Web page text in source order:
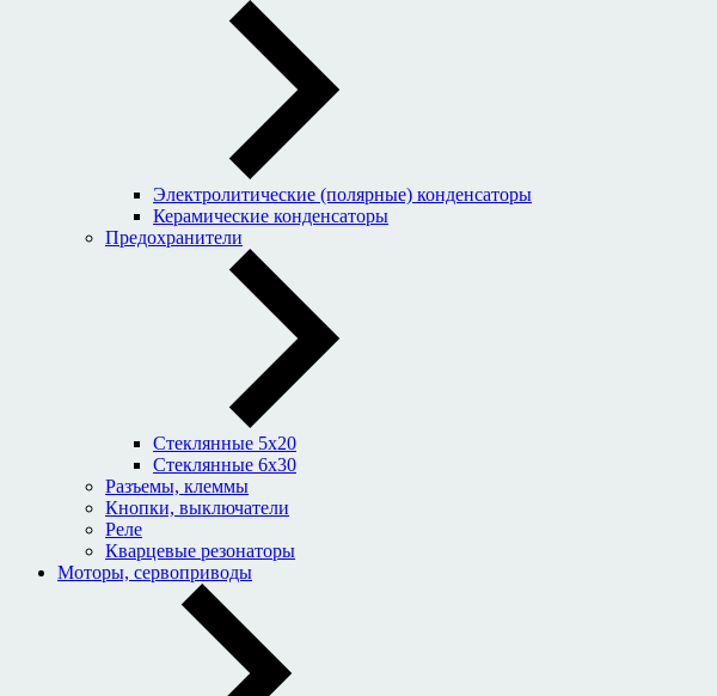
Электролитические (полярные) конденсаторы
Керамические конденсаторы
Предохранители
Стеклянные 5x20
Стеклянные 6x30
Разъемы, клеммы
Кнопки, выключатели
Реле
Кварцевые резонаторы
Моторы, сервоприводы